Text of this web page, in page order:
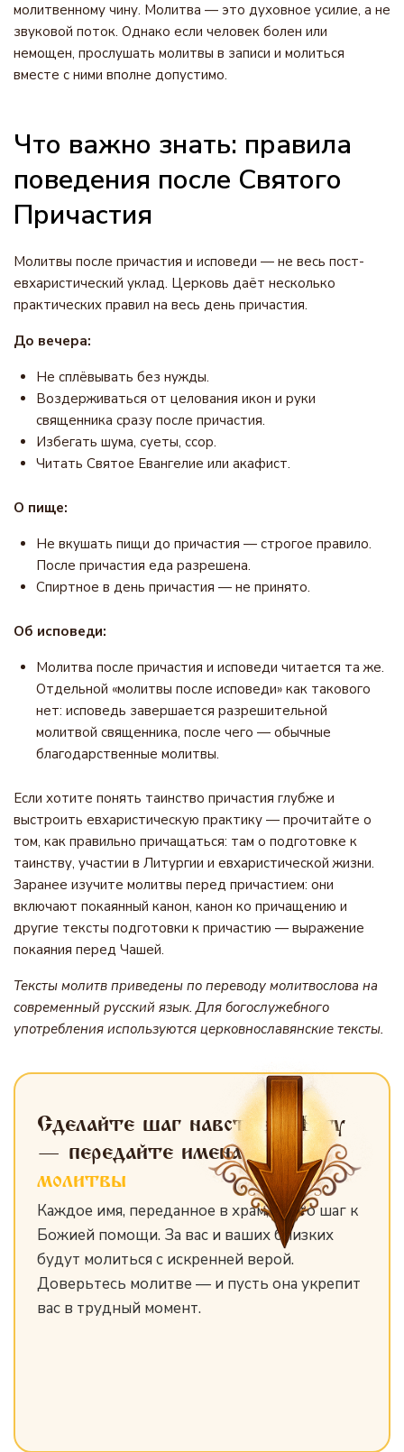
молитвенному чину. Молитва — это духовное усилие, а не
звуковой поток. Однако если человек болен или
немощен, прослушать молитвы в записи и молиться
вместе с ними вполне допустимо.
Что важно знать: правила
поведения после Святого
Причастия
Молитвы после причастия и исповеди — не весь пост-
евхаристический уклад. Церковь даёт несколько
практических правил на весь день причастия.
До вечера:
Не сплёвывать без нужды.
Воздерживаться от целования икон и руки
священника сразу после причастия.
Избегать шума, суеты, ссор.
Читать Святое Евангелие или акафист.
О пище:
Не вкушать пищи до причастия — строгое правило.
После причастия еда разрешена.
Спиртное в день причастия — не принято.
Об исповеди:
Молитва после причастия и исповеди читается та же.
Отдельной «молитвы после исповеди» как такового
нет: исповедь завершается разрешительной
молитвой священника, после чего — обычные
благодарственные молитвы.
Если хотите понять таинство причастия глубже и
выстроить евхаристическую практику — прочитайте о
том, как правильно причащаться: там о подготовке к
таинству, участии в Литургии и евхаристической жизни.
Заранее изучите молитвы перед причастием: они
включают покаянный канон, канон ко причащению и
другие тексты подготовки к причастию — выражение
покаяния перед Чашей.
Тексты молитв приведены по переводу молитвослова на
современный русский язык. Для богослужебного
употребления используются церковнославянские тексты.
Сделайте шаг навстречу Богу
— передайте именадля
молитвы
Каждое имя, переданное в храм, — это шаг к
Божией помощи. За вас и ваших близких
будут молиться с искренней верой.
Доверьтесь молитве — и пусть она укрепит
вас в трудный момент.